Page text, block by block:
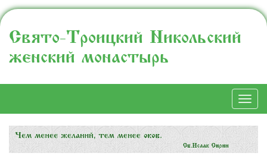
Свято-Троицкий Никольский
женский монастырь